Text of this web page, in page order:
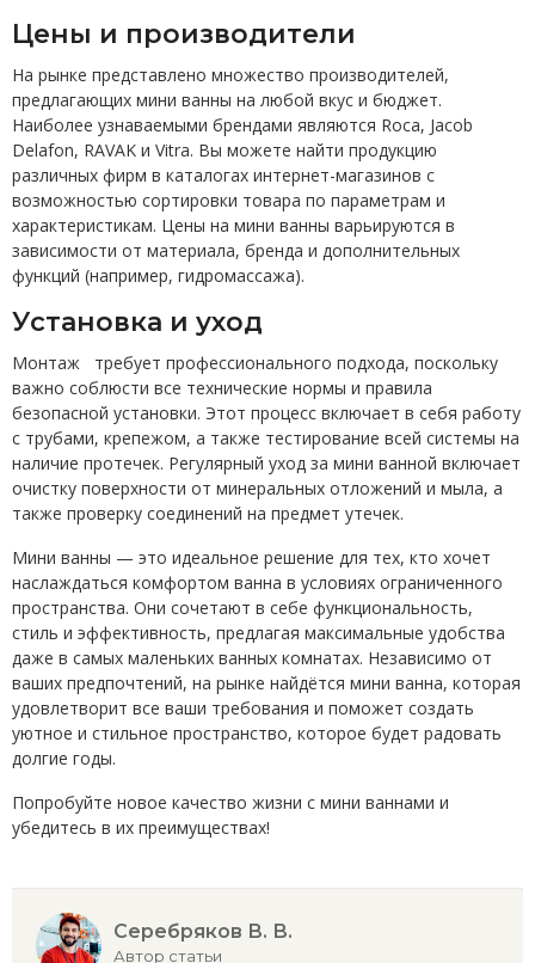
Цены и производители
На рынке представлено множество производителей,
предлагающих мини ванны на любой вкус и бюджет.
Наиболее узнаваемыми брендами являются Roca, Jacob
Delafon, RAVAK и Vitra. Вы можете найти продукцию
различных фирм в каталогах интернет-магазинов с
возможностью сортировки товара по параметрам и
характеристикам. Цены на мини ванны варьируются в
зависимости от материала, бренда и дополнительных
функций (например, гидромассажа).
Установка и уход
Монтаж требует профессионального подхода, поскольку
важно соблюсти все технические нормы и правила
безопасной установки. Этот процесс включает в себя работу
с трубами, крепежом, а также тестирование всей системы на
наличие протечек. Регулярный уход за мини ванной включает
очистку поверхности от минеральных отложений и мыла, а
также проверку соединений на предмет утечек.
Мини ванны — это идеальное решение для тех, кто хочет
наслаждаться комфортом ванна в условиях ограниченного
пространства. Они сочетают в себе функциональность,
стиль и эффективность, предлагая максимальные удобства
даже в самых маленьких ванных комнатах. Независимо от
ваших предпочтений, на рынке найдётся мини ванна, которая
удовлетворит все ваши требования и поможет создать
уютное и стильное пространство, которое будет радовать
долгие годы.
Попробуйте новое качество жизни с мини ваннами и
убедитесь в их преимуществах!
Серебряков В. В.
Автор статьи